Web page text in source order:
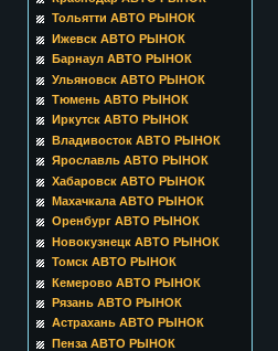
Тольятти АВТО РЫНОК
Ижевск АВТО РЫНОК
Барнаул АВТО РЫНОК
Ульяновск АВТО РЫНОК
Тюмень АВТО РЫНОК
Иркутск АВТО РЫНОК
Владивосток АВТО РЫНОК
Ярославль АВТО РЫНОК
Хабаровск АВТО РЫНОК
Махачкала АВТО РЫНОК
Оренбург АВТО РЫНОК
Новокузнецк АВТО РЫНОК
Томск АВТО РЫНОК
Кемерово АВТО РЫНОК
Рязань АВТО РЫНОК
Астрахань АВТО РЫНОК
Пенза АВТО РЫНОК